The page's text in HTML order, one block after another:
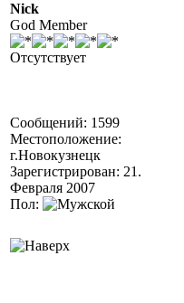
Nick
God Member
Отсутствует
Сообщений: 1599
Местоположение:
г.Новокузнецк
Зарегистрирован: 21.
Февраля 2007
Пол: